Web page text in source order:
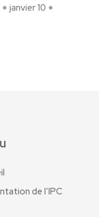
janvier 10
de l’IPC